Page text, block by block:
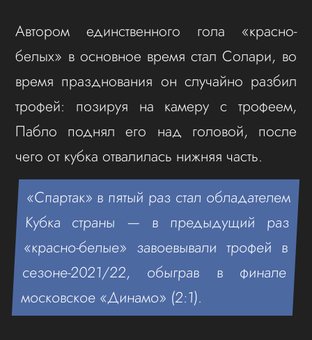
Автором единственного гола «красно-
белых» в основное время стал Солари, во
время празднования он случайно разбил
трофей: позируя на камеру с трофеем,
Пабло поднял его над головой, после
чего от кубка отвалилась нижняя часть.
«Спартак» в пятый раз стал обладателем
Кубка страны — в предыдущий раз
«красно-белые» завоевывали трофей в
сезоне-2021/22, обыграв в финале
московское «Динамо» (2:1).